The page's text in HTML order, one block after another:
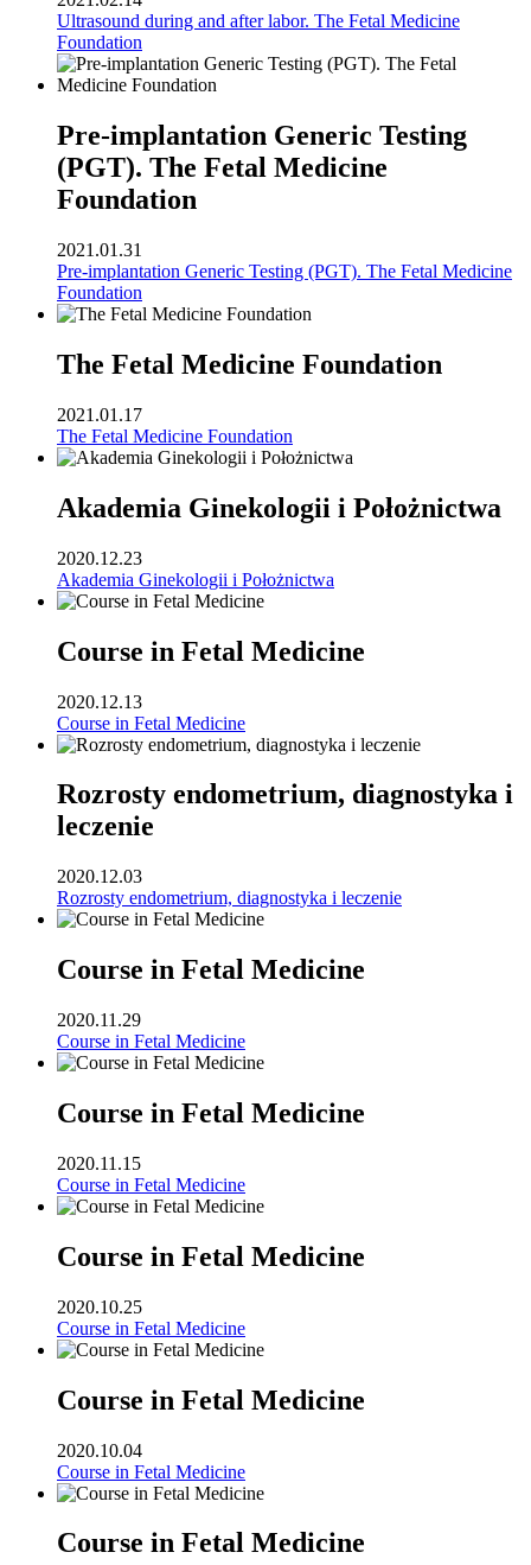
Ultrasound during and after labor. The Fetal Medicine
Foundation
Pre-implantation Generic Testing
(PGT). The Fetal Medicine
Foundation
2021.01.31
Pre-implantation Generic Testing (PGT). The Fetal Medicine
Foundation
The Fetal Medicine Foundation
2021.01.17
The Fetal Medicine Foundation
Akademia Ginekologii i Położnictwa
2020.12.23
Akademia Ginekologii i Położnictwa
Course in Fetal Medicine
2020.12.13
Course in Fetal Medicine
Rozrosty endometrium, diagnostyka i
leczenie
2020.12.03
Rozrosty endometrium, diagnostyka i leczenie
Course in Fetal Medicine
2020.11.29
Course in Fetal Medicine
Course in Fetal Medicine
2020.11.15
Course in Fetal Medicine
Course in Fetal Medicine
2020.10.25
Course in Fetal Medicine
Course in Fetal Medicine
2020.10.04
Course in Fetal Medicine
Course in Fetal Medicine